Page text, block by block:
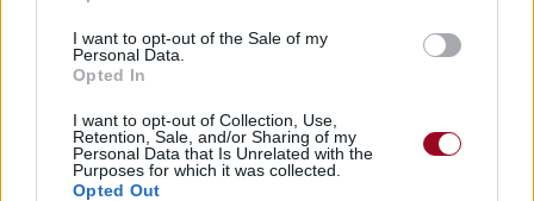
I want to opt-out of the Sale of my
Personal Data.
Opted In
I want to opt-out of Collection, Use,
Retention, Sale, and/or Sharing of my
Personal Data that Is Unrelated with the
Purposes for which it was collected.
Opted Out